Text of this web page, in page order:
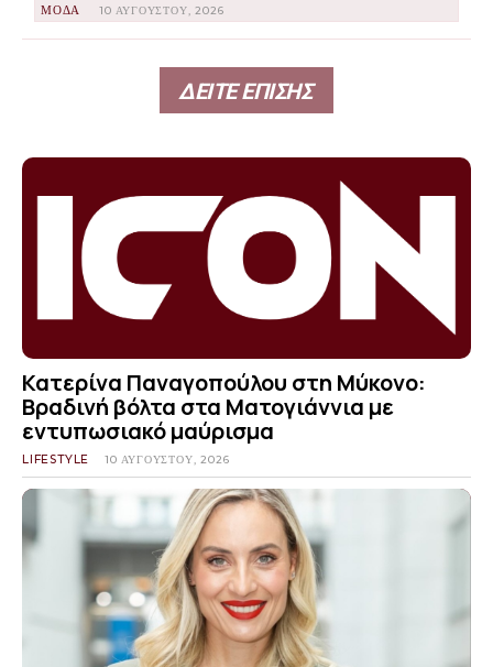
ΜΟΔΑ 10 ΑΥΓΟΎΣΤΟΥ, 2026
ΔΕΙΤΕ ΕΠΙΣΗΣ
Κατερίνα Παναγοπούλου στη Μύκονο:
Βραδινή βόλτα στα Ματογιάννια με
εντυπωσιακό μαύρισμα
LIFESTYLE 10 ΑΥΓΟΎΣΤΟΥ, 2026